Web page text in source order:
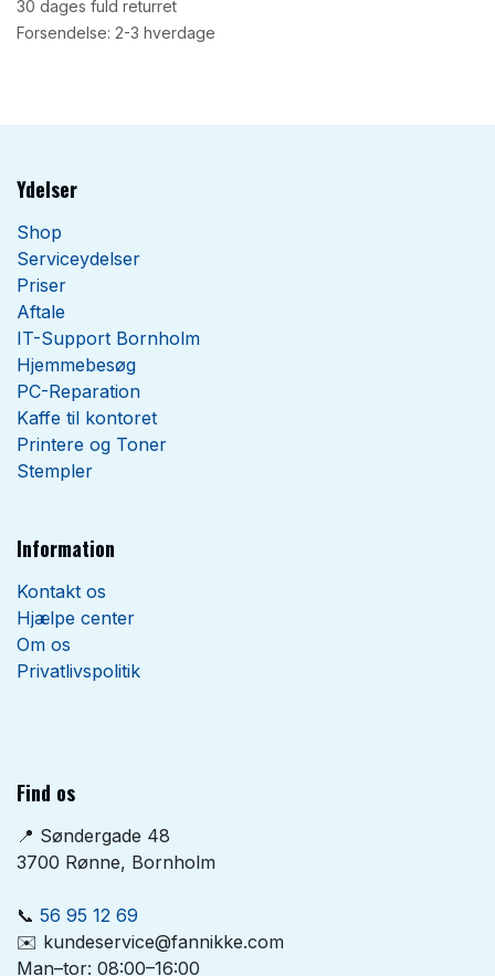
30 dages fuld returret
Forsendelse: 2-3 hverdage
Ydelser
Shop
Serviceydelser
Priser
Aftale
IT-Support Bornholm
Hjemmebesøg
PC-Reparation
Kaffe til kontoret
Printere og Toner
Stempler
Information
Kontakt os
Hjælpe center
Om os
Privatlivspolitik
Find os
📍 Søndergade 48
3700 Rønne, Bornholm
📞 56 95 12 69
✉️ kundeservice@fannikke.com
Man–tor: 08:00–16:00